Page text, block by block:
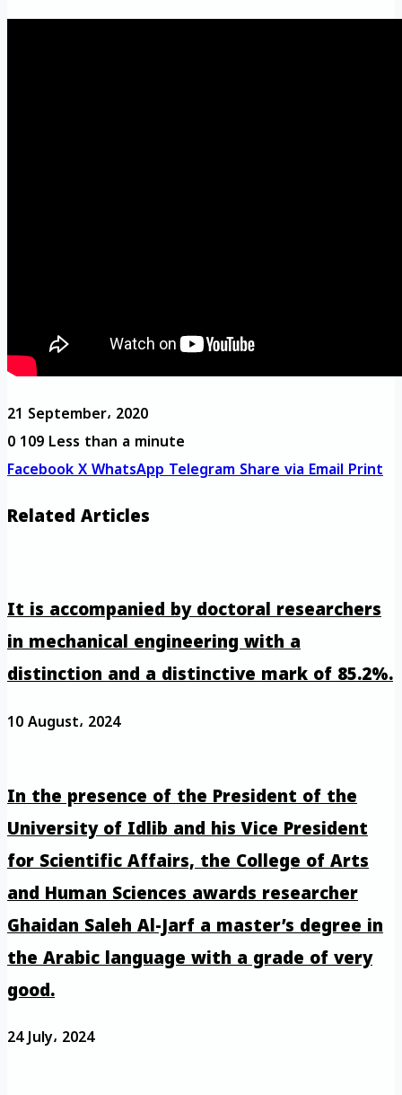
21 September، 2020
0109Less than a minute
FacebookXWhatsAppTelegramShare via EmailPrint
Related Articles
It is accompanied by doctoral researchers
in mechanical engineering with a
distinction and a distinctive mark of 85.2%.
10 August، 2024
In the presence of the President of the
University of Idlib and his Vice President
for Scientific Affairs, the College of Arts
and Human Sciences awards researcher
Ghaidan Saleh Al-Jarf a master’s degree in
the Arabic language with a grade of very
good.
24 July، 2024